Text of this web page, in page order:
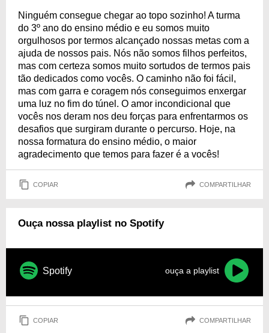
Ninguém consegue chegar ao topo sozinho! A turma
do 3º ano do ensino médio e eu somos muito
orgulhosos por termos alcançado nossas metas com a
ajuda de nossos pais. Nós não somos filhos perfeitos,
mas com certeza somos muito sortudos de termos pais
tão dedicados como vocês. O caminho não foi fácil,
mas com garra e coragem nós conseguimos enxergar
uma luz no fim do túnel. O amor incondicional que
vocês nos deram nos deu forças para enfrentarmos os
desafios que surgiram durante o percurso. Hoje, na
nossa formatura do ensino médio, o maior
agradecimento que temos para fazer é a vocês!
COPIAR COMPARTILHAR
Ouça nossa playlist no Spotify
Spotify ouça a playlist
COPIAR COMPARTILHAR